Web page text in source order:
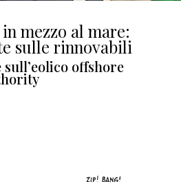
mezzo al mare:
sulle rinnovabili
offshore